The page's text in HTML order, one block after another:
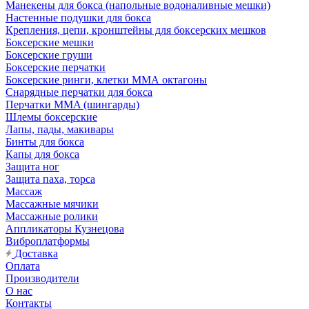
Манекены для бокса (напольные водоналивные мешки)
Настенные подушки для бокса
Крепления, цепи, кронштейны для боксерских мешков
Боксерские мешки
Боксерские груши
Боксерские перчатки
Боксерские ринги, клетки ММА октагоны
Снарядные перчатки для бокса
Перчатки MMA (шингарды)
Шлемы боксерские
Лапы, пады, макивары
Бинты для бокса
Капы для бокса
Защита ног
Защита паха, торса
Массаж
Массажные мячики
Массажные ролики
Аппликаторы Кузнецова
Виброплатформы
Доставка
Оплата
Производители
О нас
Контакты